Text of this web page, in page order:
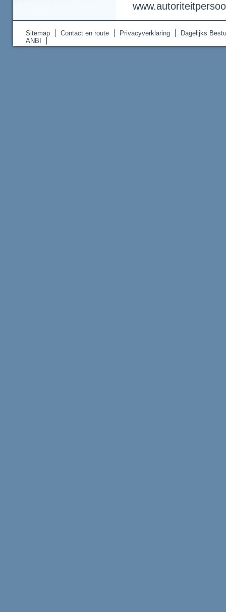
Sitemap Contact en route Privacyverklaring
Dagelijks
ANBI